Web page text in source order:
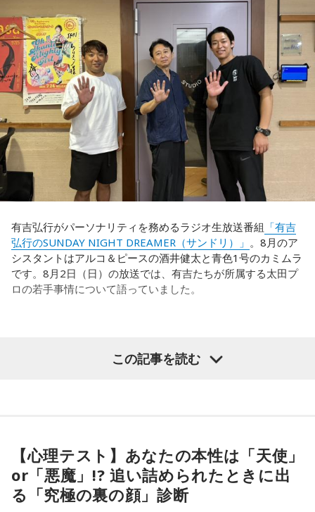
◆世界で戦うために必要な“個”の力
藤木：今回、日本代表はケガ人が続出しましたが、それでも
あの戦いができたというのは、選手層も相当厚くなったとい
うことでしょうか？
福田：そうですね。選手層は厚くなっているし、森保監督の
「誰が出ても同じような戦いができる準備をしてきた」とい
う言葉がその通りであることを、グループステージで証明で
きていたと思います。でも、そこから上に行くためには、や
っぱり“個の力”が必要だったかなと感じています。
世界で見ても、日本だけでなく主力の選手がケガする国は
なんです。そういう意味では、確かに選手層は厚くなったけ
れども、さらに“個”の力を高めながら、選手層をもっと厚くし
なきゃいけない。ベスト16・ベスト8に進む国と比べたとき
に、そこまでの選手層だったのかというと、まだまだ厚くし
ていかないとダメなのではないか、ということなんだと思い
ーができて、グループステージをああいう形で抜けられたと
いうのは今までなかったことですし、力がついているのは事
（左から）福田正博さん、藤木直人、高見侑里
これに対して、カミムラは「ぐりんぴーすさんが言っている
のは、1～2年目の芸人の子たちだと思うんですけど……たぶ
ん、その子たちは本当に挨拶していないと思います」と苦笑
い。有吉が「なんでなの？」と尋ねると、カミムラは「こん
なことを言うのもあれですけど、（ぐりんぴーすさんが）ど
ういう先輩か分かっていないんだと思います」と正直に語り
ます。
それを受け、有吉は「でもさ、この世界に入ったら俺だって
（若手の頃は）誰か分からない人にも一応挨拶するじゃな
い？ 何があるか分からないからさ」と持論を語ります。その
意見にカミムラも納得しつつも、「ちゃんと挨拶をしない人
間は時代的に増えていますね」とリアルな実情を明かしま
また、有吉は「吉本（興業）は縦がちゃんとしているじゃ
ん。それは養成所でもそういう教えがあるんだろうし、先輩
からも受け継がれるからだと思うんだよね」と他事務所と比
較しつつ、「太田プロはゆるいから……酒井のせいで（笑）」
番組名：有吉弘行のSUNDAY NIGHT DREAMER
音声コンテンツプラットフォーム「JFN Pods」ではスペシャ
ル音声も配信中！
有吉弘行がパーソナリティを務めるラジオ生放送番組 「有吉
弘行のSUNDAY NIGHT DREAMER（サンドリ）」 。8月のア
シスタントはアルコ＆ピースの酒井健太と青色1号のカミムラ
です。8月2日（日）の放送では、有吉たちが所属する太田プ
ロの若手事情について語っていました。
とがあると切り出し、「賞レースで結果を残していないコン
ビ、（芸歴18年目の）ぐりんぴーすがよく愚痴をこぼしてい
るのは、最近の後輩は挨拶をしてくれないんだって（笑）」
と暴露します。
この記事を読む
【心理テスト】あなたの本性は「天使」
or「悪魔」!? 追い詰められたときに出
る「究極の裏の顔」診断